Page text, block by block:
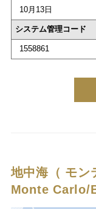
10月13日
システム管理コード
1558861
地中海（ モン
Monte Carlo/